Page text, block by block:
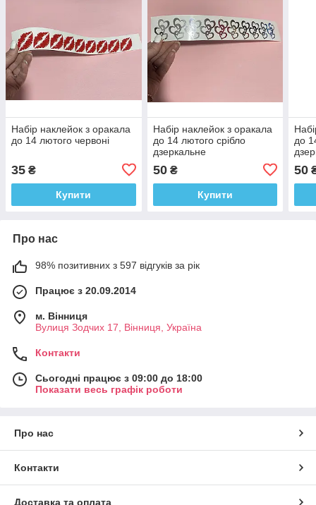
Набір наклейок з оракала
до 14 лютого червоні
35 ₴
Купити
Набір наклейок з оракала
до 14 лютого срібло
дзеркальне
50₴
Купити
до
50
Про нас
98% позитивних з 597 відгуків за рік
Працює з 20.09.2014
м. Вінниця
Вулиця Зодчих 17, Вінниця, Україна
Контакти
Сьогодні працює з 09:00 до 18:00
Показати весь графік роботи
Про нас
Контакти
Доставка та оплата